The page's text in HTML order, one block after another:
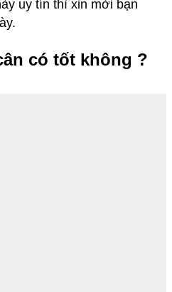
uy tín thì xin mời bạn
có tốt không ?